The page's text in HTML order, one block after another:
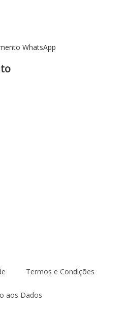
WhatsApp
Termos e Condições
aos Dados